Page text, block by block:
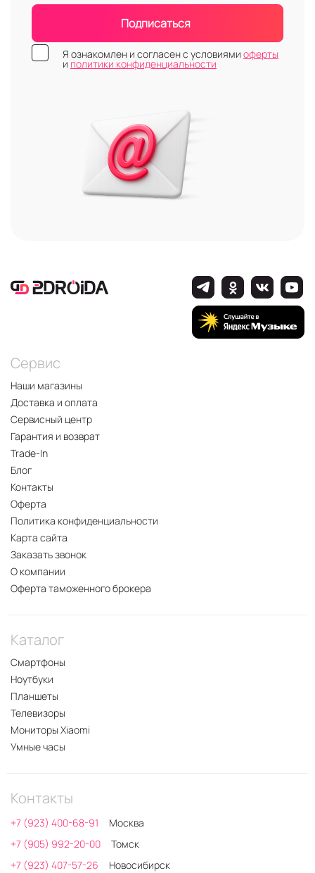
Подписаться
Я ознакомлен и согласен с условиями оферты
и политики конфиденциальности
Сервис
Наши магазины
Доставка и оплата
Сервисный центр
Гарантия и возврат
Trade-In
Блог
Контакты
Оферта
Политика конфиденциальности
Карта сайта
Заказать звонок
О компании
Оферта таможенного брокера
Каталог
Смартфоны
Ноутбуки
Планшеты
Телевизоры
Мониторы Xiaomi
Умные часы
Контакты
+7 (923) 400-68-91
Москва
+7 (905) 992-20-00
Томск
+7 (923) 407-57-26
Новосибирск